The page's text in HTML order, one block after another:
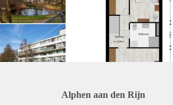
Alphen aan den Rijn